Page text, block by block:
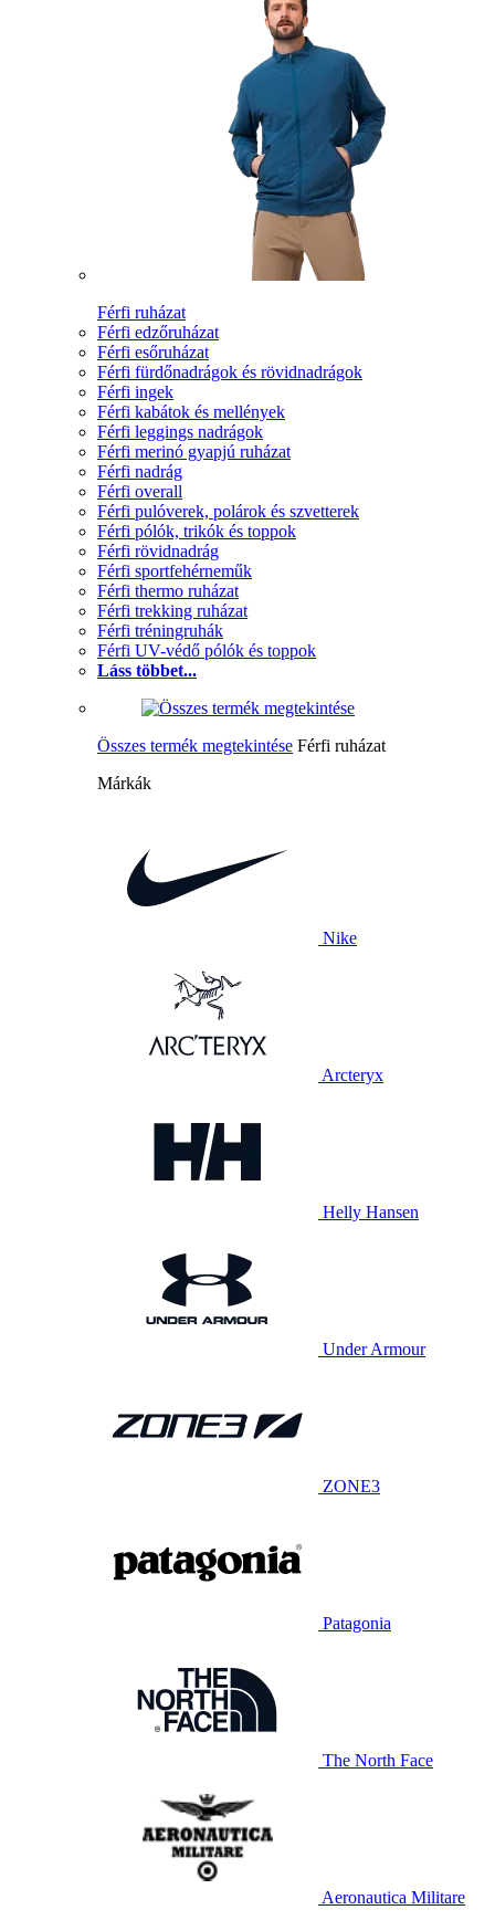
Férfi ruházat
Férfi edzőruházat
Férfi esőruházat
Férfi fürdőnadrágok és rövidnadrágok
Férfi ingek
Férfi kabátok és mellények
Férfi leggings nadrágok
Férfi merinó gyapjú ruházat
Férfi nadrág
Férfi overall
Férfi pulóverek, polárok és szvetterek
Férfi pólók, trikók és toppok
Férfi rövidnadrág
Férfi sportfehérneműk
Férfi thermo ruházat
Férfi trekking ruházat
Férfi tréningruhák
Férfi UV-védő pólók és toppok
Láss többet...
Összes termék megtekintése Férfi ruházat
Márkák
Nike
Arcteryx
Helly Hansen
Under Armour
ZONE3
Patagonia
The North Face
Aeronautica Militare